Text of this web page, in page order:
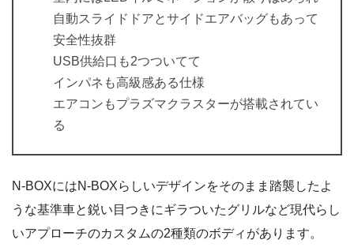
自動スライドドアとサイドエアバッグもあって
安全性抜群
USB供給口も2つついてて
インパネも高級感ある仕様
エアコンもプラズマクラスターが搭載されてい
る
N-BOXにはN-BOXらしいデザインをそのまま踏襲したよ
うな基準車と鋭い目つきにギラついたグリルなど現代らし
いアプローチのカスタムの2種類のボディがあります。